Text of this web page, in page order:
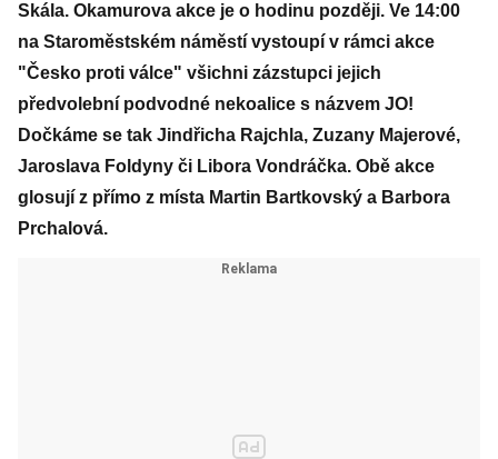
Skála. Okamurova akce je o hodinu později. Ve 14:00
na Staroměstském náměstí vystoupí v rámci akce
"Česko proti válce" všichni zázstupci jejich
předvolební podvodné nekoalice s názvem JO!
Dočkáme se tak Jindřicha Rajchla, Zuzany Majerové,
Jaroslava Foldyny či Libora Vondráčka. Obě akce
glosují z přímo z místa Martin Bartkovský a Barbora
Prchalová.